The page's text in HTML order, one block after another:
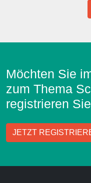
Möchten Sie
zum Thema
registrieren
JETZT